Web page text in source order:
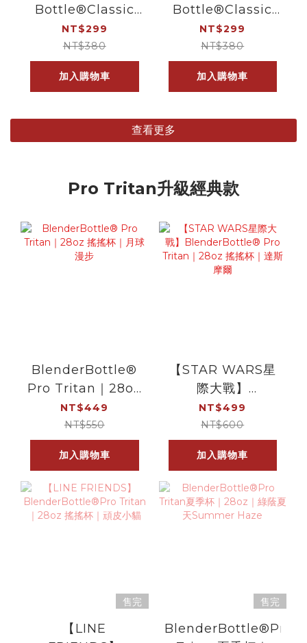
Bottle®Classic
V2｜28oz 搖搖杯
｜布丁喵
NT$299
NT$380
加入購物車
Bottle®Classic
V2｜28oz 搖搖杯
｜樂鳳梨
NT$299
NT$380
加入購物車
查看更多
Pro Tritan升級經典款
BlenderBottle®
Pro Tritan｜28oz
搖搖杯｜月球漫步
NT$449
NT$550
加入購物車
【STAR WARS星
際大戰】
BlenderBottle®
Pro Tritan｜28oz
搖搖杯｜達斯摩爾
NT$499
NT$600
加入購物車
售完
【LINE
售完
BlenderBottle®Pro